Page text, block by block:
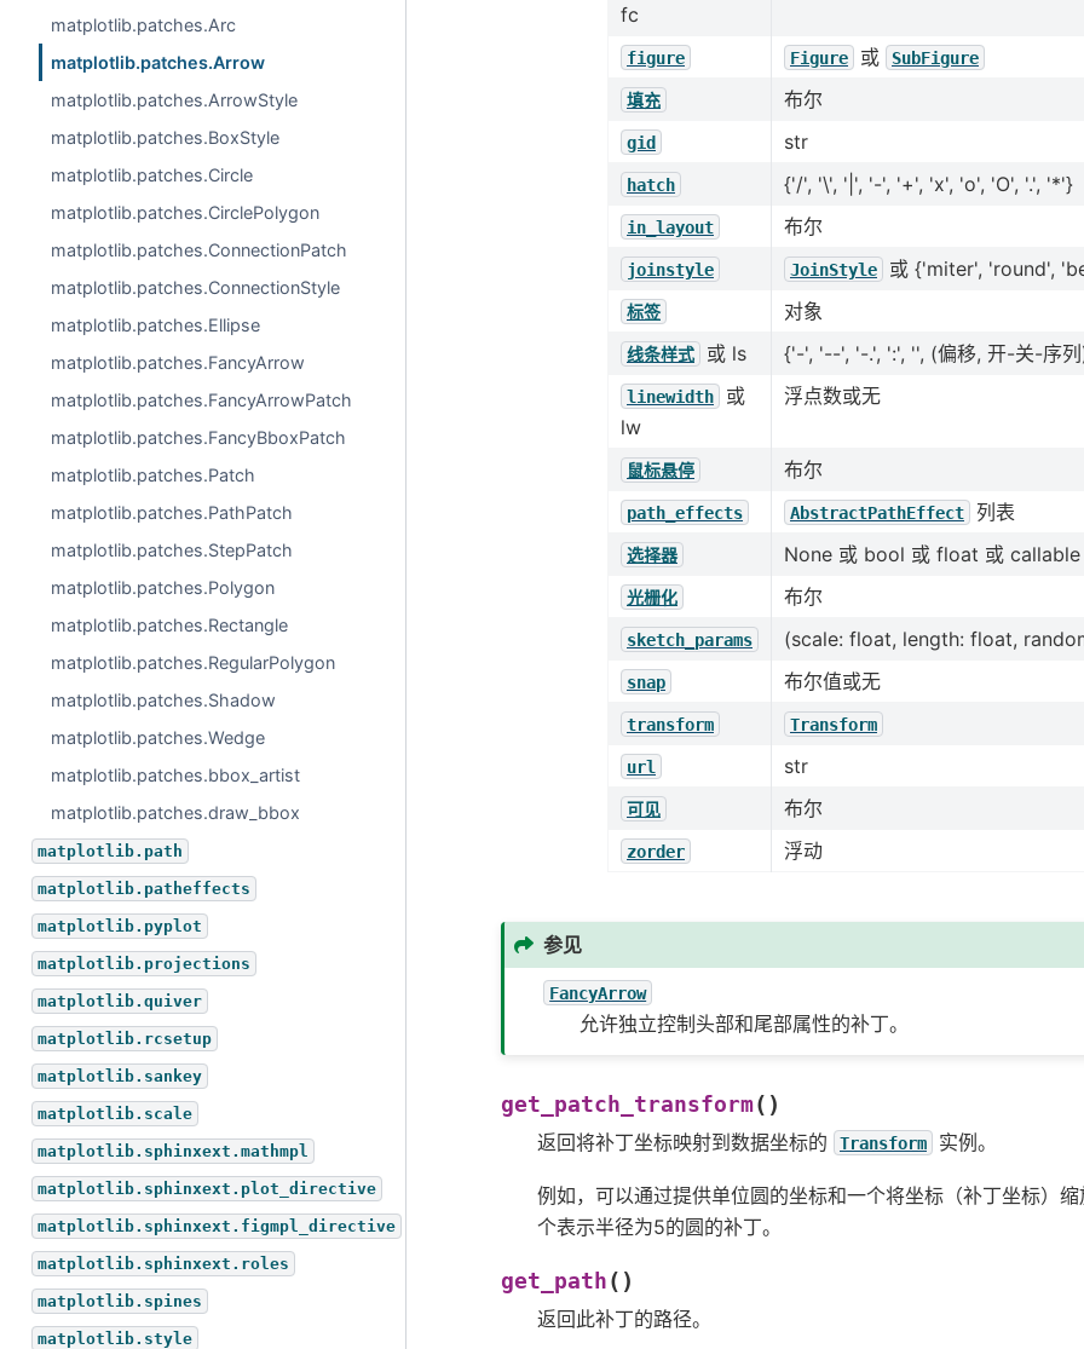
matplotlib.patches.Arc
matplotlib.patches.Arrow
matplotlib.patches.ArrowStyle
matplotlib.patches.BoxStyle
matplotlib.patches.Circle
matplotlib.patches.CirclePolygon
matplotlib.patches.ConnectionPatch
matplotlib.patches.ConnectionStyle
matplotlib.patches.Ellipse
matplotlib.patches.FancyArrow
matplotlib.patches.FancyArrowPatch
matplotlib.patches.FancyBboxPatch
matplotlib.patches.Patch
matplotlib.patches.PathPatch
matplotlib.patches.StepPatch
matplotlib.patches.Polygon
matplotlib.patches.Rectangle
matplotlib.patches.RegularPolygon
matplotlib.patches.Shadow
matplotlib.patches.Wedge
matplotlib.patches.bbox_artist
matplotlib.patches.draw_bbox
matplotlib.path
matplotlib.patheffects
matplotlib.pyplot
matplotlib.projections
matplotlib.quiver
matplotlib.rcsetup
matplotlib.sankey
matplotlib.scale
matplotlib.sphinxext.mathmpl
matplotlib.sphinxext.plot_directive
matplotlib.sphinxext.figmpl_directive
matplotlib.sphinxext.roles
matplotlib.spines
matplotlib.style
fc
figure Figure 或 SubFigure
填充 布尔
gid str
hatch {'/', '\', '|', '-', '+', 'x', 'o', 'O', '.', '*'}
in_layout 布尔
joinstyle JoinStyle 或 {'miter', 'round',
标签 对象
线条样式 或 ls {'-', '--', '-.', ':', '', (偏移, 开-关-序
linewidth
或
lw
浮点数或无
鼠标悬停 布尔
path_effects AbstractPathEffect 列表
选择器 None 或 bool 或 float 或 callable
光栅化 布尔
sketch_params (scale: float, length: float,
snap 布尔值或无
transform Transform
url str
可见 布尔
zorder 浮动
参见
FancyArrow
允许独立控制头部和尾部属性的补丁。
get_patch_transform( )
返回将补丁坐标映射到数据坐标的 Transform 实例。
例如，可以通过提供单位圆的坐标和一个将坐标（补丁坐标）
个表示半径为5的圆的补丁。
get_path ( )
返回此补丁的路径。